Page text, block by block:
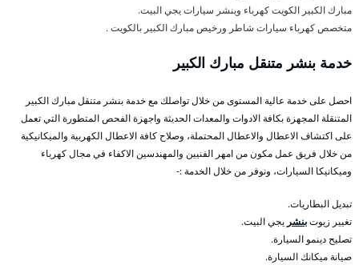
مبارك الكبير الكويت كهرباء وبنشر سيارات يجي البيت.
متخصص كهرباء سيارات شاطر ورخيص مبارك الكبير بالكويت .
خدمة بنشر متنقل مبارك الكبير
احصل على خدمة عالية المستوى من خلال تواصلك مع خدمة بنشر متنقل مبارك الكبير
المتنقلة المجهزة بكافة الادوات والمعدات الحديثة واجهزة الفحص المتطورة التي تعمل
على اكتشاف الاعطال والاعطال المحتملة، وصلاح كافة الاعطال الكهربية والميكانيكية
من خلال فريق عمل مكون من امهر الفنيين والمهندسين الاكفاء في مجال كهرباء
وميكانيكا السيارات، ونوفر من خلال الخدمة :-
تبديل البطاريات.
تغيير زيوتبنشر يجي البيت.
تصليح دينمو السيارة.
صيانة ميكانك السيارة.